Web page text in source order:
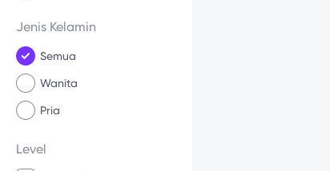
Jenis Kelamin
Semua
Wanita
Pria
Level